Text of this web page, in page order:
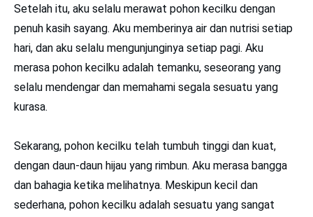
Setelah itu, aku selalu merawat pohon kecilku dengan
penuh kasih sayang. Aku memberinya air dan nutrisi setiap
hari, dan aku selalu mengunjunginya setiap pagi. Aku
merasa pohon kecilku adalah temanku, seseorang yang
selalu mendengar dan memahami segala sesuatu yang
kurasa.
Sekarang, pohon kecilku telah tumbuh tinggi dan kuat,
dengan daun-daun hijau yang rimbun. Aku merasa bangga
dan bahagia ketika melihatnya. Meskipun kecil dan
sederhana, pohon kecilku adalah sesuatu yang sangat